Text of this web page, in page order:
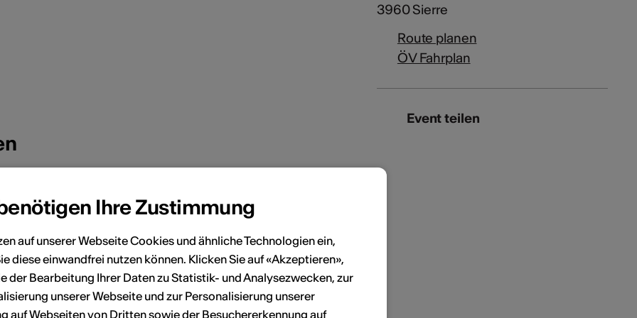
3 4
11
1
2 3 4 5 6 7 8
3960 Sierre
Route planen
ÖV Fahrplan
Event teilen
Ihre Zustimmung
auf unserer Webseite Cookies und ähnliche Technologien ein,
diese einwandfrei nutzen können. Klicken Sie auf «Akzeptieren»,
der Bearbeitung Ihrer Daten zu Statistik- und Analysezwecken, zur
unserer Webseite und zur Personalisierung unserer
auf Webseiten von Dritten sowie der Besuchererkennung auf